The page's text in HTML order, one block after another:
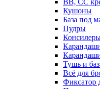
Кушоны
База под
Пудры
Тушь и
Всё для
Фиксатор